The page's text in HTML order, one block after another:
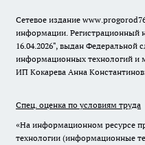
Сетевое издание
информации. Регистрационный
16.04.2026", выдан Федеральной
информационных технологий и
ИП Кокарева Анна
Спец. оценка по условиям труда
«На информационном ресурсе
технологии (информационные